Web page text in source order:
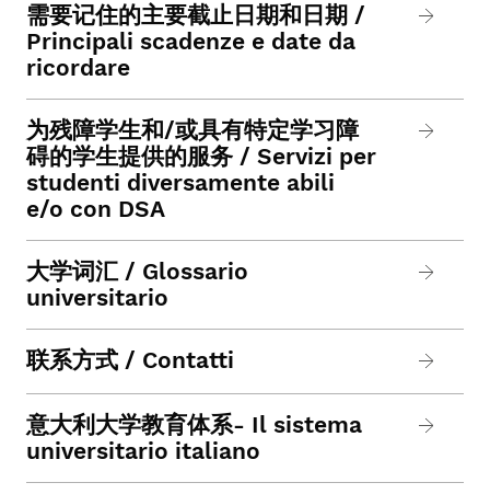
需要记住的主要截止日期和日期 /
Principali scadenze e date da
ricordare
为残障学生和/或具有特定学习障
碍的学生提供的服务 / Servizi per
studenti diversamente abili
e/o con DSA
大学词汇 / Glossario
universitario
联系方式 / Contatti
意大利大学教育体系- Il sistema
universitario italiano